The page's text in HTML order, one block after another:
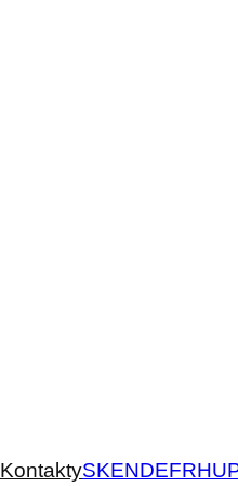
KontaktySKENDEFRHU